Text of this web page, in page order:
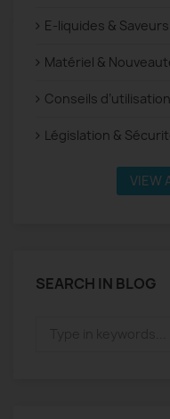
E-liquides & Saveurs
Matériel &
Conseils
Législation &
VIEW
SEARCH IN BLOG